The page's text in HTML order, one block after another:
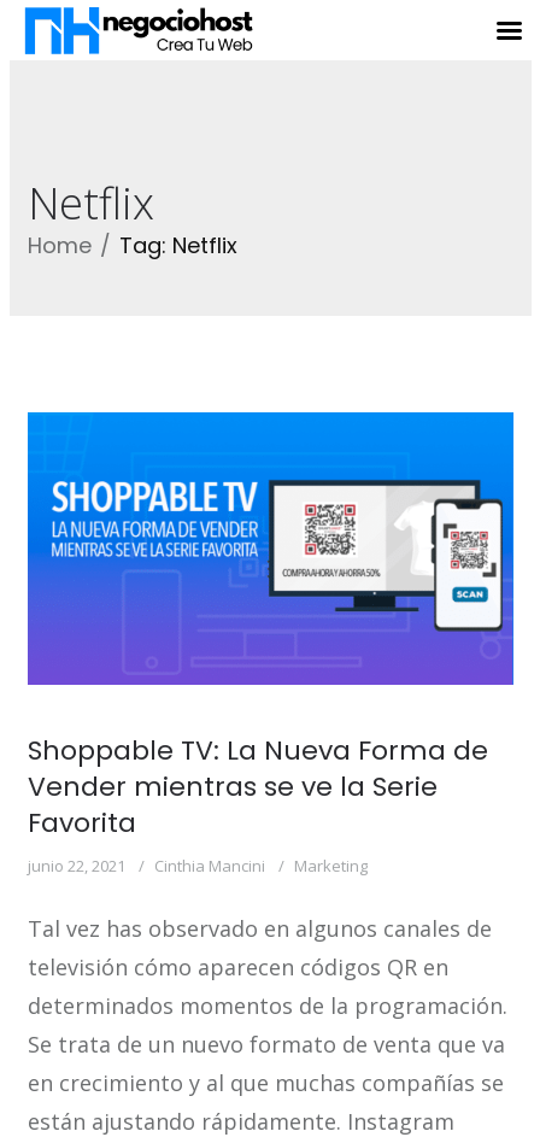
Netflix
Home Tag: Netflix
Shoppable TV: La Nueva Forma de
Vender mientras se ve la Serie
Favorita
junio 22, 2021 Cinthia Mancini Marketing
Tal vez has observado en algunos canales de
televisión cómo aparecen códigos QR en
determinados momentos de la programación.
Se trata de un nuevo formato de venta que va
en crecimiento y al que muchas compañías se
están ajustando rápidamente. Instagram